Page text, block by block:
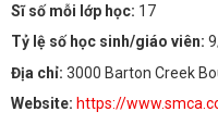
Sĩ số mỗi lớp học: 17
Tỷ lệ số học sinh/giáo viên:
Địa chỉ: 3000 Barton Creek
Website: https://